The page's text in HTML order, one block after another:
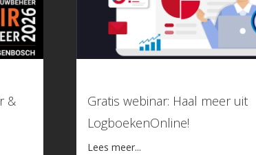
&
Gratis webinar: Haal meer uit
LogboekenOnline!
Lees meer...